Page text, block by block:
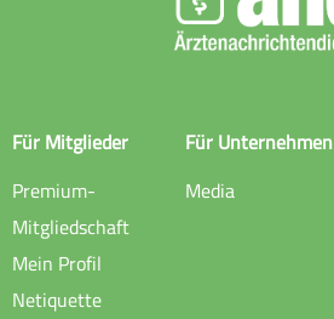
Für Mitglieder
Premium-
Mitgliedschaft
Mein Profil
Netiquette
Für Unternehmen
Media